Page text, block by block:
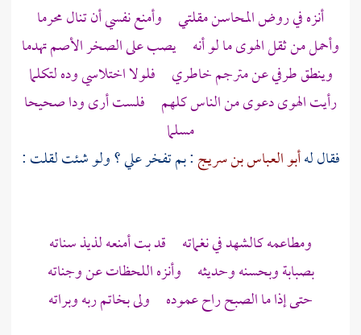
أنزه في روض المحاسن مقلتي وأمنع نفسي أن تنال محرما
وأحمل من ثقل الهوى ما لو أنه يصب على الصخر الأصم تهدما
وينطق طرفي عن مترجم خاطري فلولا اختلاسي وده لتكلما
رأيت الهوى دعوى من الناس كلهم فلست أرى ودا صحيحا
مسلما
فقال لهأبو العباس بن سريج: بم تفخر علي ؟ ولو شئت لقلت :
ومطاعمه كالشهد في نغماته قد بت أمنعه لذيذ سناته
بصبابة وبحسنه وحديثه وأنزه اللحظات عن وجناته
حتى إذا ما الصبح راح عموده ولى بخاتم ربه وبراته